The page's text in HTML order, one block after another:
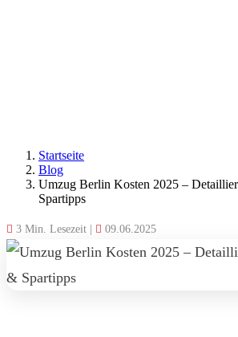
Startseite
Blog
Umzug Berlin Kosten 2025 –
Spartipps
3 Min. Lesezeit | 09.06.2025